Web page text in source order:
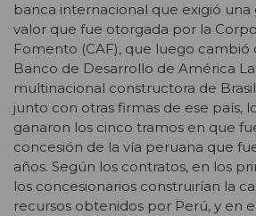
banca internacional que exigió una
valor que fue otorgada por la
Fomento (CAF), que luego cambió
Banco de Desarrollo de América
multinacional constructora de
junto con otras firmas de ese país,
ganaron los cinco tramos en que
concesión de la vía peruana que
años. Según los contratos, en los
los concesionarios construirían la
recursos obtenidos por Perú, y en